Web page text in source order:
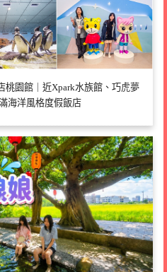
桃園館｜近Xpark水族館、巧虎夢
海洋風格度假飯店